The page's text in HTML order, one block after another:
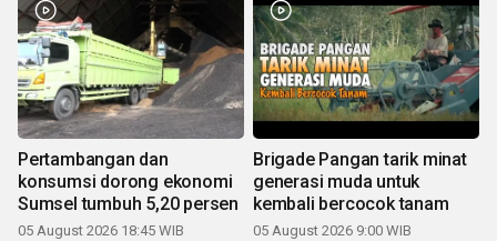
Pertambangan dan
konsumsi dorong ekonomi
Sumsel tumbuh 5,20 persen
05 August 2026 18:45 WIB
Brigade Pangan tarik minat
generasi muda untuk
kembali bercocok tanam
05 August 2026 9:00 WIB